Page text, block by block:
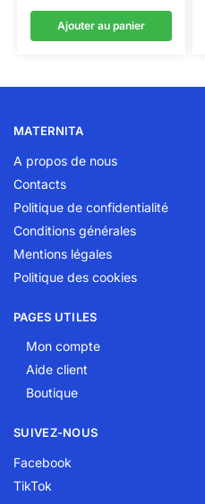
Ajouter au panier
MATERNITA
A propos de nous
Contacts
Politique de confidentialité
Conditions générales
Mentions légales
Politique des cookies
PAGES UTILES
Mon compte
Aide client
Boutique
SUIVEZ-NOUS
Facebook
TikTok